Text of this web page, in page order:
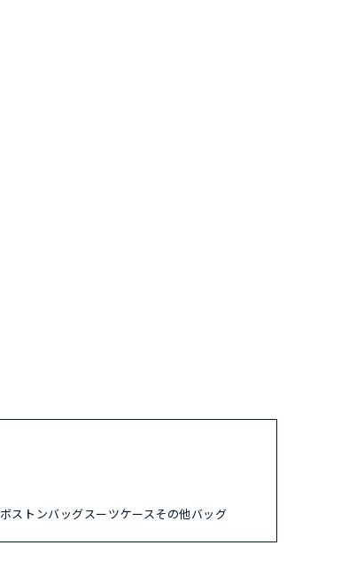
ボストンバッグスーツケースその他バッグ